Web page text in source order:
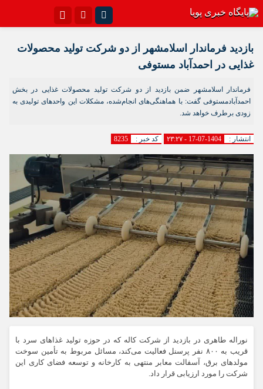
سروش
آپارات اپلیکیشن
بازدید فرماندار اسلامشهر از دو شرکت تولید محصولات
غذایی در احمدآباد مستوفی
فرماندار اسلامشهر ضمن بازدید از دو شرکت تولید محصولات غذایی در بخش
احمدآبادمستوفی گفت: با هماهنگی‌های انجام‌شده، مشکلات این واحدهای تولیدی به
زودی برطرف خواهد شد.
انتشار : 1404-07-17 - ۲۳:۲۷ کد خبر : 8235
نوراله طاهری در بازدید از شرکت کاله که در حوزه تولید غذاهای سرد با
قریب به ۸۰۰ نفر پرسنل فعالیت می‌کند، مسائل مربوط به تأمين سوخت
مولدهای برق، آسفالت معابر منتهی به کارخانه و توسعه فضای کاری این
شرکت را مورد ارزیابی قرار داد.